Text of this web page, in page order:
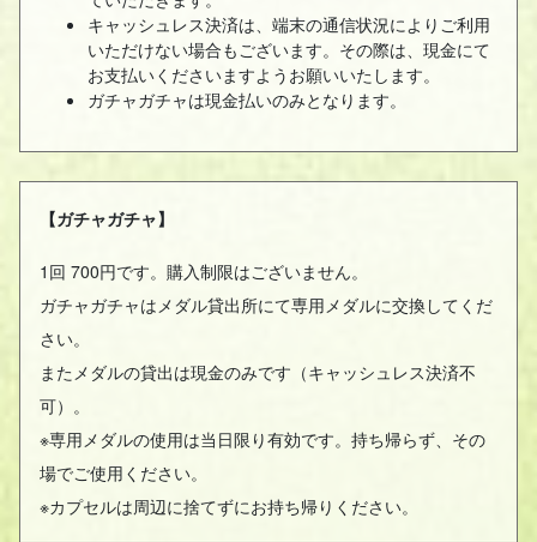
キャッシュレス決済は、端末の通信状況によりご利用
いただけない場合もございます。その際は、現金にて
お支払いくださいますようお願いいたします。
ガチャガチャは現金払いのみとなります。
【ガチャガチャ】
1回 700円です。購入制限はございません。
ガチャガチャはメダル貸出所にて専用メダルに交換してくだ
さい。
またメダルの貸出は現金のみです（キャッシュレス決済不
可）。
※専用メダルの使用は当日限り有効です。持ち帰らず、その
場でご使用ください。
※カプセルは周辺に捨てずにお持ち帰りください。